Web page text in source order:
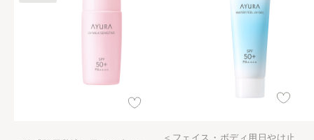
＜フェイス・ボディ用日やけ止